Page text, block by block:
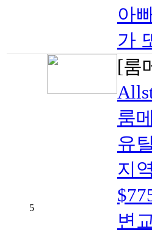
아
가
5
[룸
룸
유
지
변